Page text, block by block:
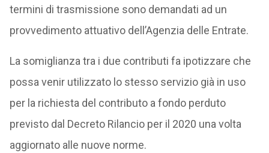
termini di trasmissione sono demandati ad un
provvedimento attuativo dell’Agenzia delle Entrate.
La somiglianza tra i due contributi fa ipotizzare che
possa venir utilizzato lo stesso servizio già in uso
per la richiesta del contributo a fondo perduto
previsto dal Decreto Rilancio per il 2020 una volta
aggiornato alle nuove norme.